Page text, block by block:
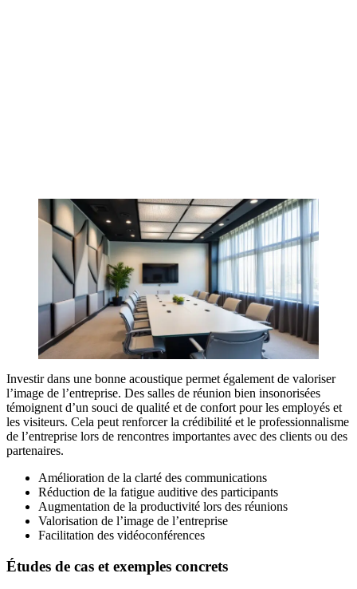
Investir dans une bonne acoustique permet également de valoriser
l’image de l’entreprise. Des salles de réunion bien insonorisées
témoignent d’un souci de qualité et de confort pour les employés et
les visiteurs. Cela peut renforcer la crédibilité et le professionnalisme
de l’entreprise lors de rencontres importantes avec des clients ou des
partenaires.
Amélioration de la clarté des communications
Réduction de la fatigue auditive des participants
Augmentation de la productivité lors des réunions
Valorisation de l’image de l’entreprise
Facilitation des vidéoconférences
Études de cas et exemples concrets